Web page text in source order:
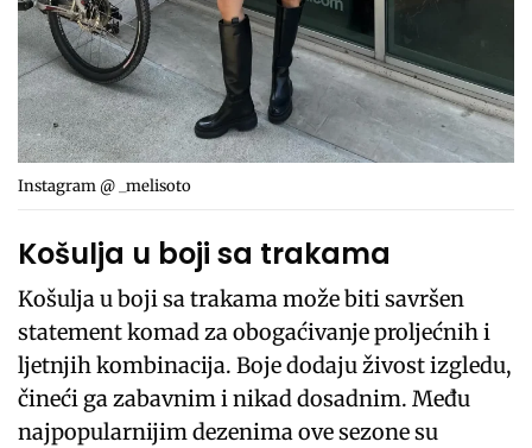
Instagram @ _melisoto
Košulja u boji sa trakama
Košulja u boji sa trakama može biti savršen
statement komad za obogaćivanje proljećnih i
ljetnjih kombinacija. Boje dodaju živost izgledu,
čineći ga zabavnim i nikad dosadnim. Među
najpopularnijim dezenima ove sezone su